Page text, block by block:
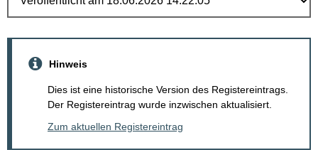
Hinweis
Dies ist eine historische Version des Registereintrags.
Der Registereintrag wurde inzwischen aktualisiert.
Zum aktuellen Registereintrag